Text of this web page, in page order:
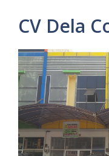
CV Dela